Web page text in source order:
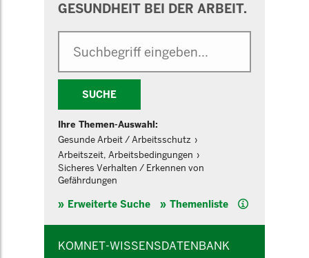
GESUNDHEIT BEI DER ARBEIT.
SUCHE
Ihre Themen-Auswahl:
Gesunde Arbeit / Arbeitsschutz
Arbeitszeit, Arbeitsbedingungen
Sicheres Verhalten / Erkennen von
Gefährdungen
Erweiterte Suche Themenliste Hilfe
KOMNET-WISSENSDATENBANK